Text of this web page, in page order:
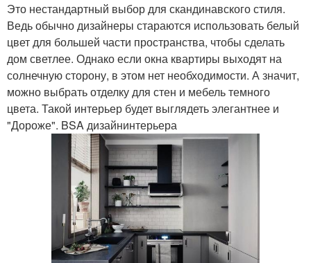
Это нестандартный выбор для скандинавского стиля.
Ведь обычно дизайнеры стараются использовать белый
цвет для большей части пространства, чтобы сделать
дом светлее. Однако если окна квартиры выходят на
солнечную сторону, в этом нет необходимости. А значит,
можно выбрать отделку для стен и мебель темного
цвета. Такой интерьер будет выглядеть элегантнее и
"Дороже". BSA дизайнинтерьера